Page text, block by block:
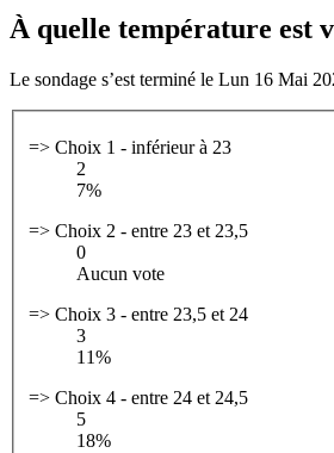
À quelle température est
Le sondage s’est terminé le Lun 16 Mai
=> Choix 1 - inférieur à 23
2
7%
=> Choix 2 - entre 23 et 23,5
0
Aucun vote
=> Choix 3 - entre 23,5 et 24
3
11%
=> Choix 4 - entre 24 et 24,5
5
18%